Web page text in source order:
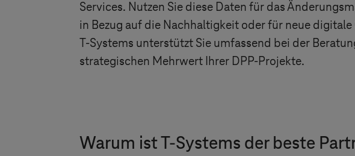
Services. Nutzen Sie diese Daten für das
in Bezug auf die Nachhaltigkeit oder für neue
T-Systems unterstützt Sie umfassend bei der
strategischen Mehrwert Ihrer DPP-Projekte.
Warum istT-Systems der beste